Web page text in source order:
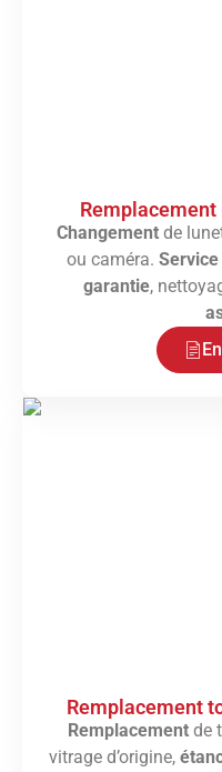
Changement de
ou caméra.
garantie,
Remplacement
Remplacementde
vitrage d’origine,